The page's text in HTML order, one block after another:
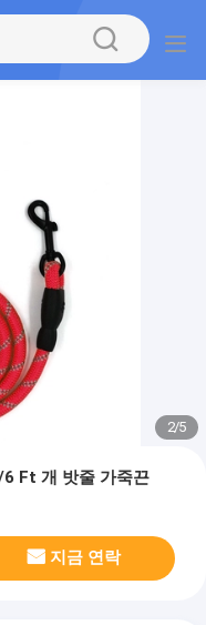
2/5
Ft 개 밧줄 가죽끈
지금 연락